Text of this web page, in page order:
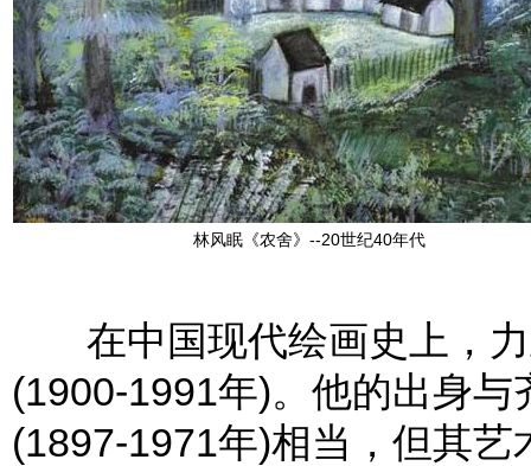
林风眠《农舍》--20世纪40年代
在中国现代绘画史上，力
(1900-1991年)。他的出身
(1897-1971年)相当，但其